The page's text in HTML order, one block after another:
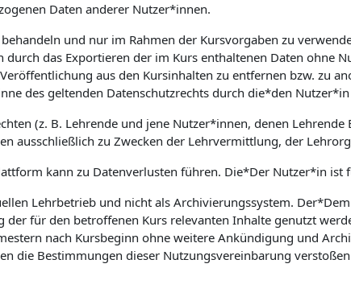
Daten anderer Nutzer*innen.
und nur im Rahmen der Kursvorgaben zu
durch das Exportieren der im Kurs enthaltenen Daten ohne
aus den Kursinhalten zu entfernen bzw. zu
des geltenden Datenschutzrechts durch die*den
(z. B. Lehrende und jene Nutzer*innen, denen
ausschließlich zu Zwecken der Lehrvermittlung, der
kann zu Datenverlusten führen. Die*Der Nutzer*in
Lehrbetrieb und nicht als Archivierungssystem.
für den betroffenen Kurs relevanten Inhalte genutzt
nach Kursbeginn ohne weitere Ankündigung und
die Bestimmungen dieser Nutzungsvereinbarung